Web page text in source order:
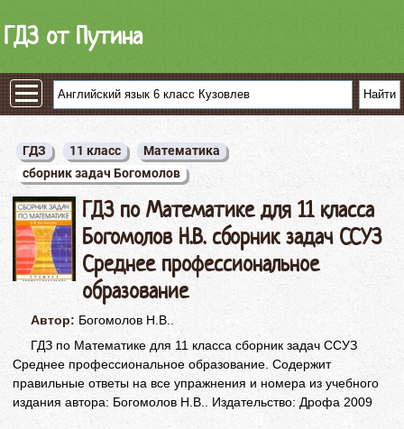
ГДЗ от Путина
ГДЗ 11 класс
Математика
сборник задач Богомолов
ГДЗ по Математике для 11 класса
Богомолов Н.В. сборник задач ССУЗ
Среднее профессиональное
образование
Автор: Богомолов Н.В..
ГДЗ по Математике для 11 класса сборник задач ССУЗ
Среднее профессиональное образование. Содержит
правильные ответы на все упражнения и номера из учебного
издания автора: Богомолов Н.В.. Издательство: Дрофа 2009